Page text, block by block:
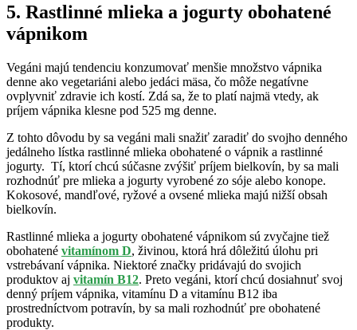
5. Rastlinné mlieka a jogurty obohatené
vápnikom
Vegáni majú tendenciu konzumovať menšie množstvo vápnika
denne ako vegetariáni alebo jedáci mäsa, čo môže negatívne
ovplyvniť zdravie ich kostí. Zdá sa, že to platí najmä vtedy, ak
príjem vápnika klesne pod 525 mg denne.
Z tohto dôvodu by sa vegáni mali snažiť zaradiť do svojho denného
jedálneho lístka rastlinné mlieka obohatené o vápnik a rastlinné
jogurty. Tí, ktorí chcú súčasne zvýšiť príjem bielkovín, by sa mali
rozhodnúť pre mlieka a jogurty vyrobené zo sóje alebo konope.
Kokosové, mandľové, ryžové a ovsené mlieka majú nižší obsah
bielkovín.
Rastlinné mlieka a jogurty obohatené vápnikom sú zvyčajne tiež
obohatené vitamínom D, živinou, ktorá hrá dôležitú úlohu pri
vstrebávaní vápnika. Niektoré značky pridávajú do svojich
produktov aj vitamín B12. Preto vegáni, ktorí chcú dosiahnuť svoj
denný príjem vápnika, vitamínu D a vitamínu B12 iba
prostredníctvom potravín, by sa mali rozhodnúť pre obohatené
produkty.